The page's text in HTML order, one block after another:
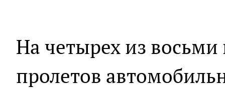
На четырех из
пролетов